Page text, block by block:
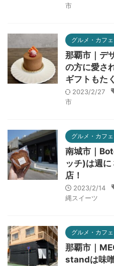
市
グルメ・カフェ
那覇市｜デ
の方に愛さ
ギフトもた
2023/2/27
市
グルメ・カフェ
南城市｜
ッチ)は週
店！
2023/2/14
縄スイーツ
グルメ・カフェ
那覇市｜
standは味